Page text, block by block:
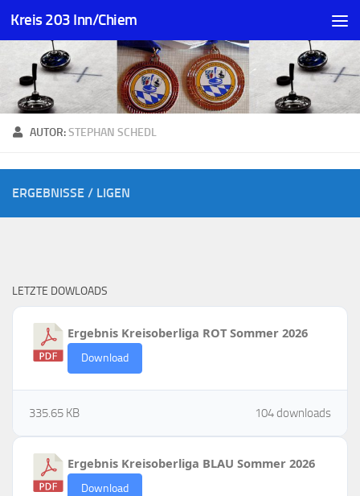
Zum Inhalt springen
Kreis 203 Inn/Chiem
AUTOR:STEPHAN SCHEDL
ERGEBNISSE / LIGEN
LETZTE DOWLOADS
Ergebnis Kreisoberliga ROT Sommer 2026
Download
104 downloads
335.65 KB
Ergebnis Kreisoberliga BLAU Sommer 2026
Download